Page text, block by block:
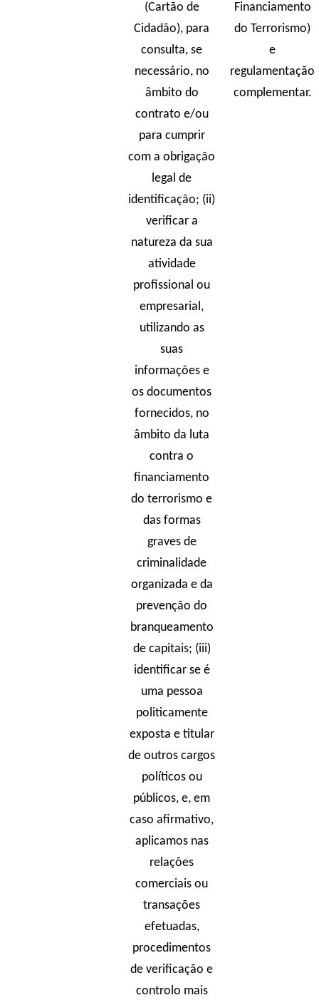
(Cartão de
Cidadão), para
consulta, se
necessário, no
âmbito do
contrato e/ou
para cumprir
com a obrigação
legal de
identificação; (ii)
verificar a
natureza da sua
atividade
profissional ou
empresarial,
utilizando as
suas
informações e
os documentos
fornecidos, no
âmbito da luta
contra o
financiamento
do terrorismo e
das formas
graves de
criminalidade
organizada e da
prevenção do
branqueamento
de capitais; (iii)
identificar se é
uma pessoa
politicamente
exposta e titular
de outros cargos
políticos ou
públicos, e, em
caso afirmativo,
aplicamos nas
relações
comerciais ou
transações
efetuadas,
procedimentos
de verificação e
controlo mais
Financiamento
do Terrorismo)
e
regulamentação
complementar.